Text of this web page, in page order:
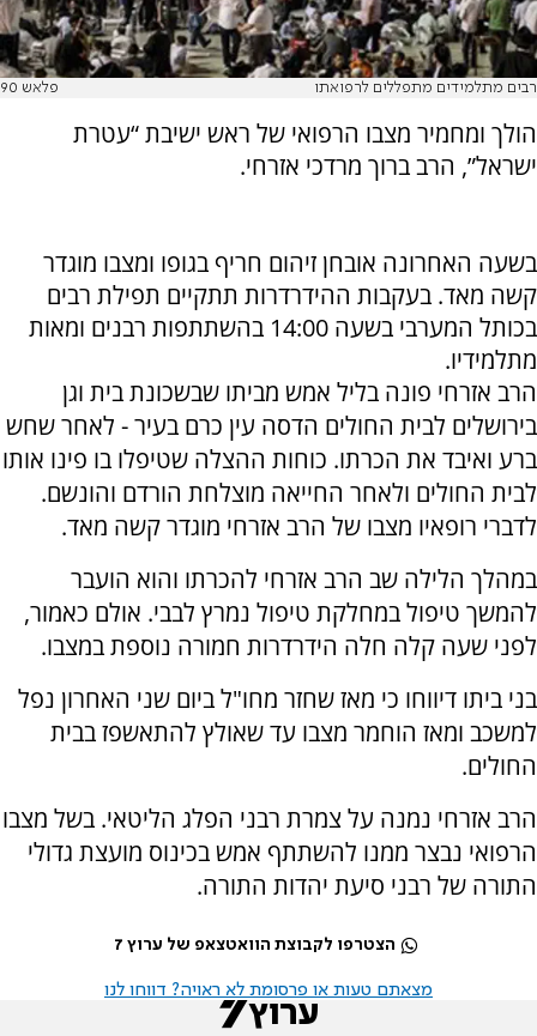
רבים מתלמידים מתפללים לרפואתו פלאש 90
הולך ומחמיר מצבו הרפואי של ראש ישיבת “עטרת
ישראל”, הרב ברוך מרדכי אזרחי.
בשעה האחרונה אובחן זיהום חריף בגופו ומצבו מוגדר
קשה מאד. בעקבות ההידרדרות תתקיים תפילת רבים
בכותל המערבי בשעה 14:00 בהשתתפות רבנים ומאות
מתלמידיו.
הרב אזרחי פונה בליל אמש מביתו שבשכונת בית וגן
בירושלים לבית החולים הדסה עין כרם בעיר - לאחר שחש
ברע ואיבד את הכרתו. כוחות ההצלה שטיפלו בו פינו אותו
לבית החולים ולאחר החייאה מוצלחת הורדם והונשם.
לדברי רופאיו מצבו של הרב אזרחי מוגדר קשה מאד.
במהלך הלילה שב הרב אזרחי להכרתו והוא הועבר
להמשך טיפול במחלקת טיפול נמרץ לבבי. אולם כאמור,
לפני שעה קלה חלה הידרדרות חמורה נוספת במצבו.
בני ביתו דיווחו כי מאז שחזר מחו"ל ביום שני האחרון נפל
למשכב ומאז הוחמר מצבו עד שאולץ להתאשפז בבית
החולים.
הרב אזרחי נמנה על צמרת רבני הפלג הליטאי. בשל מצבו
הרפואי נבצר ממנו להשתתף אמש בכינוס מועצת גדולי
התורה של רבני סיעת יהדות התורה.
הצטרפו לקבוצת הוואטצאפ של ערוץ 7
מצאתם טעות או פרסומת לא ראויה? דווחו לנו